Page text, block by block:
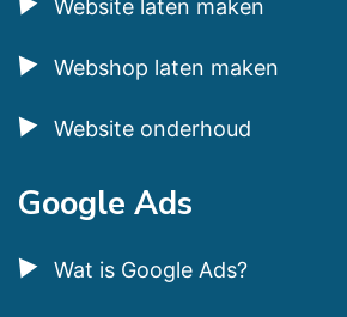
Website laten maken
Webshop laten maken
Website onderhoud
Google Ads
Wat is Google Ads?